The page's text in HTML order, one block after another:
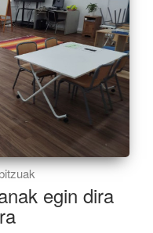
egin dira